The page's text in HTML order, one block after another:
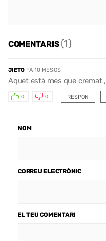
COMENTARIS(1)
JIETO FA 10 MESOS
Aquet està mes que cremat ,
RESPON
0 0
NOM
CORREU ELECTRÒNIC
EL TEU COMENTARI